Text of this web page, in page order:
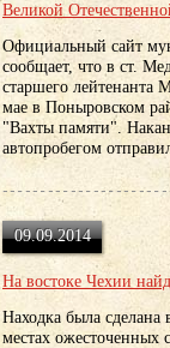
Великой
Официальный сайт
сообщает, что в ст.
старшего лейтенанта
мае в Поныровском
"Вахты памяти".
автопробегом
09.09.2014
На востоке Чехии
Находка была
местах